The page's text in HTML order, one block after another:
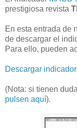
prestigiosa revista
En esta entrada de
de descargar el
Para ello, pueden
Descargar
(Nota: si tienen
pulsen aquí).